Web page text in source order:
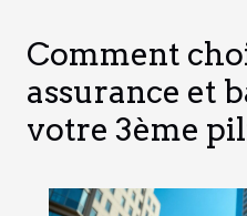
Comment
assurance et
votre 3ème